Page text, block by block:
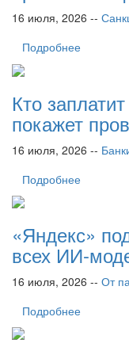
16 июля, 2026 --
Подробнее
Кто
покажет
16 июля, 2026 --
Подробнее
«Яндекс»
всех ИИ-
16 июля, 2026 -- От
Подробнее